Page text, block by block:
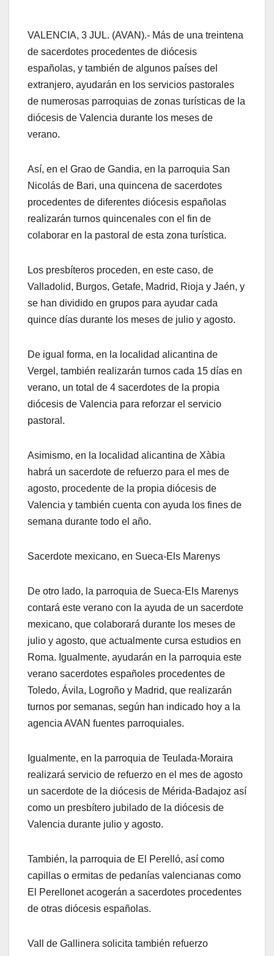
VALENCIA, 3 JUL. (AVAN).- Más de una treintena
de sacerdotes procedentes de diócesis
españolas, y también de algunos países del
extranjero, ayudarán en los servicios pastorales
de numerosas parroquias de zonas turísticas de la
diócesis de Valencia durante los meses de
verano.
Así, en el Grao de Gandia, en la parroquia San
Nicolás de Bari, una quincena de sacerdotes
procedentes de diferentes diócesis españolas
realizarán turnos quincenales con el fin de
colaborar en la pastoral de esta zona turística.
Los presbíteros proceden, en este caso, de
Valladolid, Burgos, Getafe, Madrid, Rioja y Jaén, y
se han dividido en grupos para ayudar cada
quince días durante los meses de julio y agosto.
De igual forma, en la localidad alicantina de
Vergel, también realizarán turnos cada 15 días en
verano, un total de 4 sacerdotes de la propia
diócesis de Valencia para reforzar el servicio
pastoral.
Asimismo, en la localidad alicantina de Xàbia
habrá un sacerdote de refuerzo para el mes de
agosto, procedente de la propia diócesis de
Valencia y también cuenta con ayuda los fines de
semana durante todo el año.
Sacerdote mexicano, en Sueca-Els Marenys
De otro lado, la parroquia de Sueca-Els Marenys
contará este verano con la ayuda de un sacerdote
mexicano, que colaborará durante los meses de
julio y agosto, que actualmente cursa estudios en
Roma. Igualmente, ayudarán en la parroquia este
verano sacerdotes españoles procedentes de
Toledo, Ávila, Logroño y Madrid, que realizarán
turnos por semanas, según han indicado hoy a la
agencia AVAN fuentes parroquiales.
Igualmente, en la parroquia de Teulada-Moraira
realizará servicio de refuerzo en el mes de agosto
un sacerdote de la diócesis de Mérida-Badajoz así
como un presbítero jubilado de la diócesis de
Valencia durante julio y agosto.
También, la parroquia de El Perelló, así como
capillas o ermitas de pedanías valencianas como
El Perellonet acogerán a sacerdotes procedentes
de otras diócesis españolas.
Vall de Gallinera solicita también refuerzo